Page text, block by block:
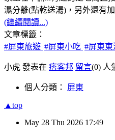
濕分離(點乾送湯)，另外還有
(繼續閱讀...)
文章標籤：
#屏東旅遊 #屏東小吃 #屏東東
小虎 發表在 痞客邦 留言(0) 人
個人分類： 屏東
▲top
May 28 Thu 2026 17:49